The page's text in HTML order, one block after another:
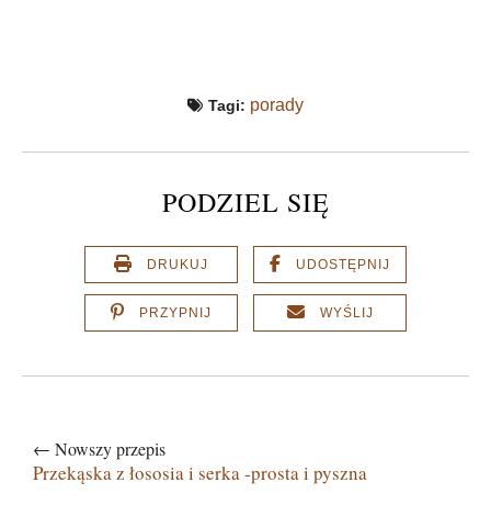
Tagi: porady
PODZIEL SIĘ
DRUKUJ UDOSTĘPNIJ
PRZYPNIJ WYŚLIJ
← Nowszy przepis
Przekąska z łososia i serka -prosta i pyszna